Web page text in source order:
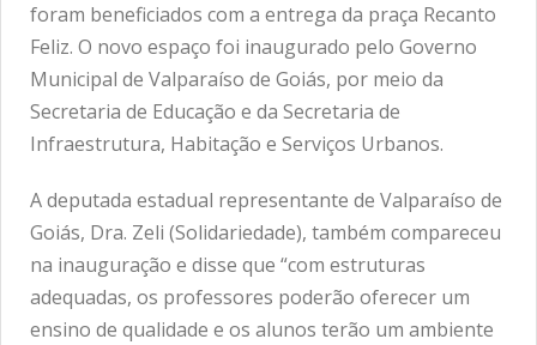
foram beneficiados com a entrega da praça Recanto
Feliz. O novo espaço foi inaugurado pelo Governo
Municipal de Valparaíso de Goiás, por meio da
Secretaria de Educação e da Secretaria de
Infraestrutura, Habitação e Serviços Urbanos.
A deputada estadual representante de Valparaíso de
Goiás, Dra. Zeli (Solidariedade), também compareceu
na inauguração e disse que “com estruturas
adequadas, os professores poderão oferecer um
ensino de qualidade e os alunos terão um ambiente